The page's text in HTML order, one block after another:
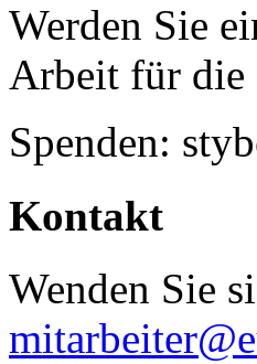
Werden Sie
Arbeit für die
Spenden:
Kontakt
Wenden Sie